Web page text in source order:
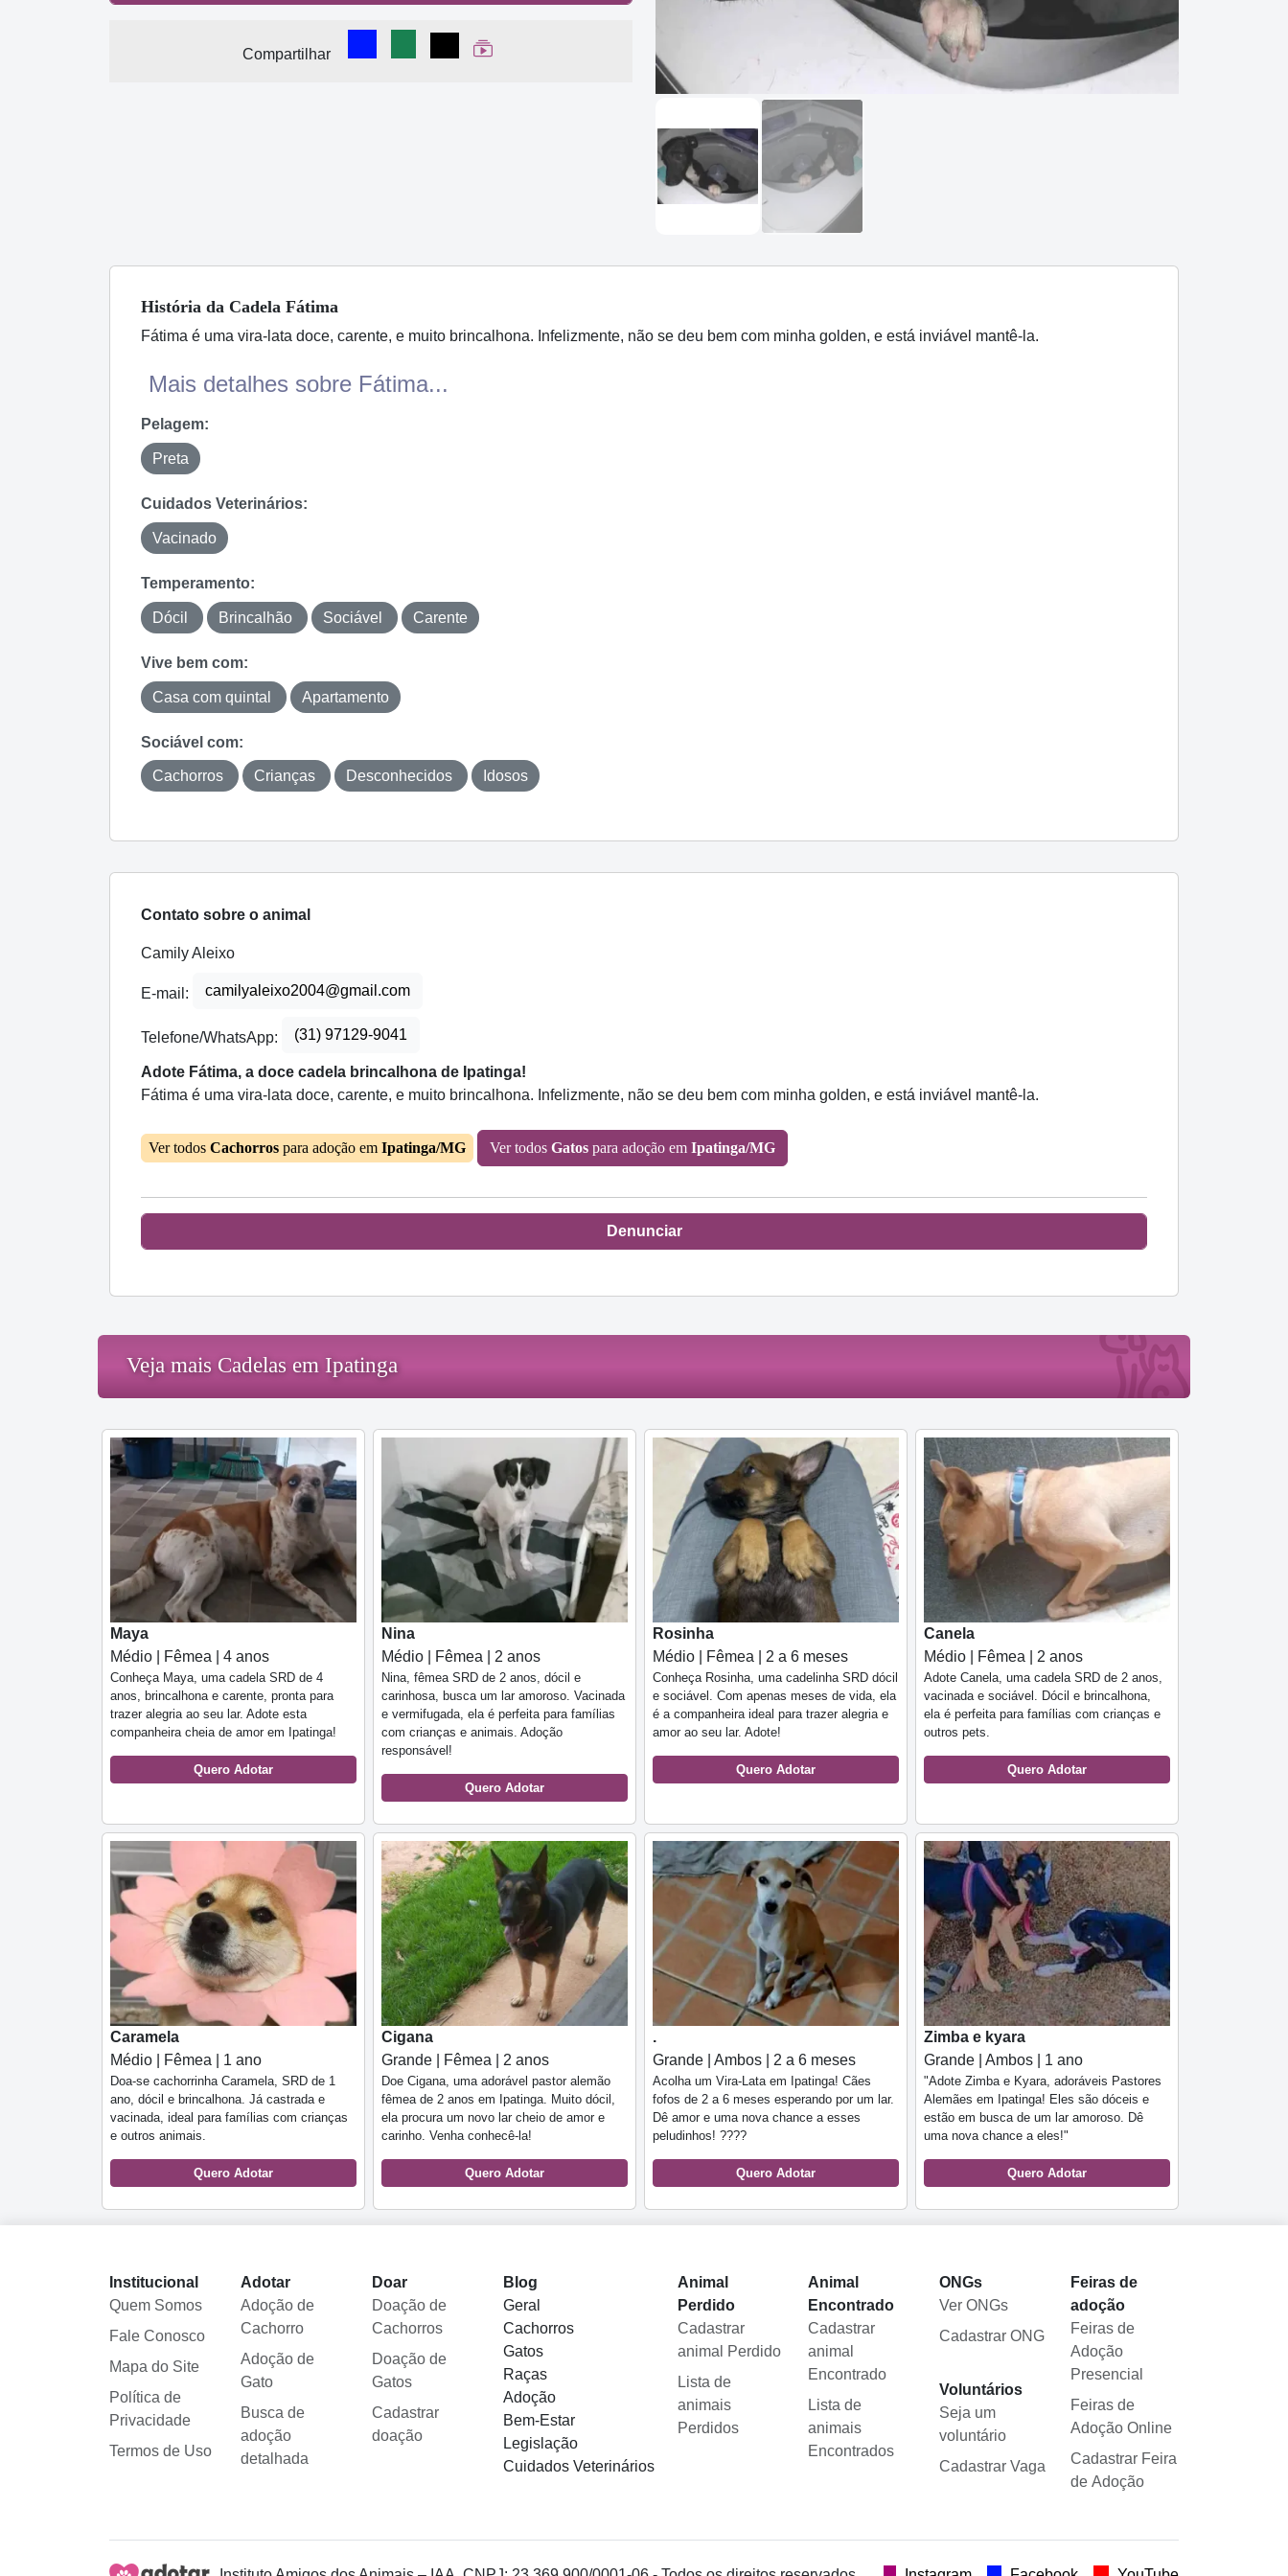
Compartilhar
Compartilhar no Facebook
Compartilhar no WhatsApp
Compartilhar
Ver Web Story
História da Cadela Fátima
Fátima é uma vira-lata doce, carente, e muito brincalhona. Infelizmente, não se deu bem com minha golden, e está inviável mantê-la.
Mais detalhes sobre Fátima...
Pelagem:
Preta
Cuidados Veterinários:
Vacinado
Temperamento:
Dócil Brincalhão Sociável Carente
Vive bem com:
Casa com quintal Apartamento
Sociável com:
Cachorros Crianças Desconhecidos Idosos
Contato sobre o animal
Camily Aleixo
E-mail: camilyaleixo2004@gmail.com
Telefone/WhatsApp: (31) 97129-9041
Adote Fátima, a doce cadela brincalhona de Ipatinga!
Fátima é uma vira-lata doce, carente, e muito brincalhona. Infelizmente, não se deu bem com minha golden, e está inviável mantê-la.
Ver todos Cachorros para adoção em Ipatinga/MG Ver todos Gatos para adoção em Ipatinga/MG
Denunciar
Veja mais Cadelas em Ipatinga
Maya
Médio | Fêmea | 4 anos
Conheça Maya, uma cadela SRD de 4
anos, brincalhona e carente, pronta para
trazer alegria ao seu lar. Adote esta
companheira cheia de amor em Ipatinga!
Quero Adotar
Nina
Médio | Fêmea | 2 anos
Nina, fêmea SRD de 2 anos, dócil e
carinhosa, busca um lar amoroso. Vacinada
e vermifugada, ela é perfeita para famílias
com crianças e animais. Adoção
responsável!
Quero Adotar
Rosinha
Médio | Fêmea | 2 a 6 meses
Conheça Rosinha, uma cadelinha SRD dócil
e sociável. Com apenas meses de vida, ela
é a companheira ideal para trazer alegria e
amor ao seu lar. Adote!
Quero Adotar
Canela
Médio | Fêmea | 2 anos
Adote Canela, uma cadela SRD de 2 anos,
vacinada e sociável. Dócil e brincalhona,
ela é perfeita para famílias com crianças e
outros pets.
Quero Adotar
Caramela
Médio | Fêmea | 1 ano
Doa-se cachorrinha Caramela, SRD de 1
ano, dócil e brincalhona. Já castrada e
vacinada, ideal para famílias com crianças
e outros animais.
Quero Adotar
Cigana
Grande | Fêmea | 2 anos
Doe Cigana, uma adorável pastor alemão
fêmea de 2 anos em Ipatinga. Muito dócil,
ela procura um novo lar cheio de amor e
carinho. Venha conhecê-la!
Quero Adotar
.
Grande | Ambos | 2 a 6 meses
Acolha um Vira-Lata em Ipatinga! Cães
fofos de 2 a 6 meses esperando por um lar.
Dê amor e uma nova chance a esses
peludinhos! ????
Quero Adotar
Zimba e kyara
Grande | Ambos | 1 ano
"Adote Zimba e Kyara, adoráveis Pastores
Alemães em Ipatinga! Eles são dóceis e
estão em busca de um lar amoroso. Dê
uma nova chance a eles!"
Quero Adotar
Institucional
Quem Somos
Fale Conosco
Mapa do Site
Política de
Privacidade
Termos de Uso
Adotar
Adoção de
Cachorro
Adoção de
Gato
Busca de
adoção
detalhada
Doar
Doação de
Cachorros
Doação de
Gatos
Cadastrar
doação
Blog
Geral
Cachorros
Gatos
Raças
Adoção
Bem-Estar
Legislação
Cuidados Veterinários
Animal
Perdido
Cadastrar
animal Perdido
Lista de
animais
Perdidos
Animal
Encontrado
Cadastrar
animal
Encontrado
Lista de
animais
Encontrados
ONGs
Ver ONGs
Cadastrar ONG
Voluntários
Seja um
voluntário
Cadastrar Vaga
Feiras de
adoção
Feiras de
Adoção
Presencial
Feiras de
Adoção Online
Cadastrar Feira
de Adoção